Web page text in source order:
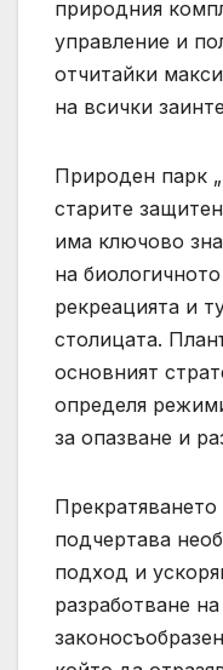
природния
управление и
отчитайки
на всички
Природен парк
старите
има ключово
на
рекреацията и
столицата.
основният
определя
за опазване и
подчертава
подход и
разработване